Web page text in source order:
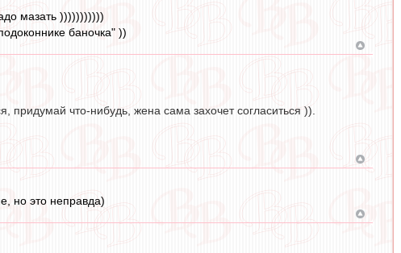
мазать )))))))))))
баночка" ))
что-нибудь, жена сама захочет согласиться )).
но это неправда)